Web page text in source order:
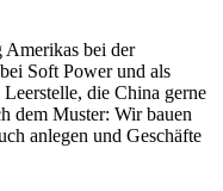
Amerikas bei der
Soft Powerund als
die China gerne
dem Muster: Wir bauen
anlegen und Geschäfte